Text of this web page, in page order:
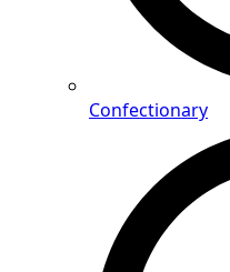
Confectionary